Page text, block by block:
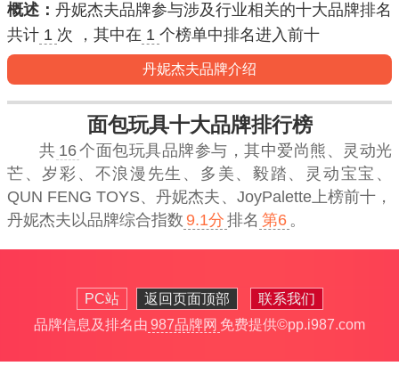
概述： 丹妮杰夫品牌参与涉及行业相关的十大品牌排名
共计 1 次 ，其中在 1 个榜单中排名进入前十
丹妮杰夫品牌介绍
面包玩具十大品牌排行榜
共 16个面包玩具品牌参与，其中爱尚熊、灵动光
芒、岁彩、不浪漫先生、多美、毅踏、灵动宝宝、
QUN FENG TOYS、丹妮杰夫、JoyPalette上榜前十，
丹妮杰夫 以品牌综合指数 9.1分 排名 第6 。
PC站 返回页面顶部
联系我们
品牌信息及排名由 987品牌网 免费提供©pp.i987.com